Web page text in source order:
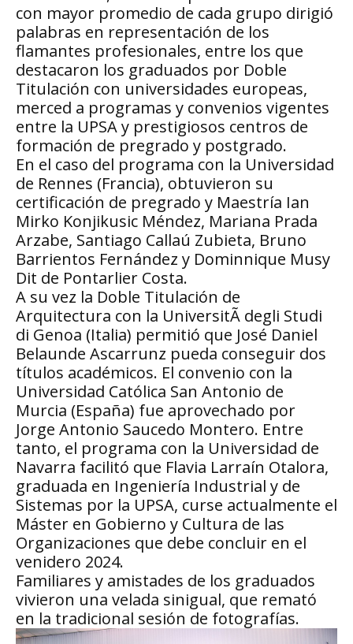
con mayor promedio de cada grupo dirigió
palabras en representación de los
flamantes profesionales, entre los que
destacaron los graduados por Doble
Titulación con universidades europeas,
merced a programas y convenios vigentes
entre la UPSA y prestigiosos centros de
formación de pregrado y postgrado.
En el caso del programa con la Universidad
de Rennes (Francia), obtuvieron su
certificación de pregrado y Maestría Ian
Mirko Konjikusic Méndez, Mariana Prada
Arzabe, Santiago Callaú Zubieta, Bruno
Barrientos Fernández y Dominnique Musy
Dit de Pontarlier Costa.
A su vez la Doble Titulación de
Arquitectura con la UniversitÃ degli Studi
di Genoa (Italia) permitió que José Daniel
Belaunde Ascarrunz pueda conseguir dos
títulos académicos. El convenio con la
Universidad Católica San Antonio de
Murcia (España) fue aprovechado por
Jorge Antonio Saucedo Montero. Entre
tanto, el programa con la Universidad de
Navarra facilitó que Flavia Larraín Otalora,
graduada en Ingeniería Industrial y de
Sistemas por la UPSA, curse actualmente el
Máster en Gobierno y Cultura de las
Organizaciones que debe concluir en el
venidero 2024.
Familiares y amistades de los graduados
vivieron una velada sinigual, que remató
en la tradicional sesión de fotografías.